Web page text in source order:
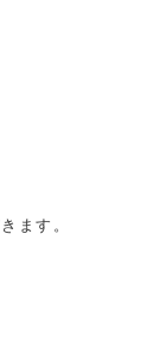
ます。